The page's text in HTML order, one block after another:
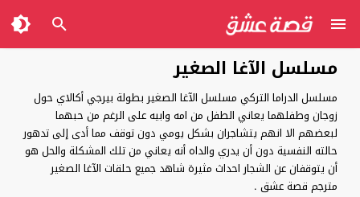
مسلسل الآغا الصغير
مسلسل الدراما التركي مسلسل الآغا الصغير بطولة بيرجي أكالاي حول
زوجان وطفلهما يعاني الطفل من امه وابيه على الرغم من حبهما
لبعضهم الا انهم يتشاجران بشكل يومي دون توقف مما أدى إلى تدهور
حالته النفسية دون أن يدري والداه أنه يعاني من تلك المشكلة والحل هو
أن يتوقفان عن الشجار احداث مثيرة شاهد جميع حلقات الآغا الصغير
مترجم قصة عشق .